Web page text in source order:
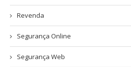
Revenda
Segurança Online
Segurança Web